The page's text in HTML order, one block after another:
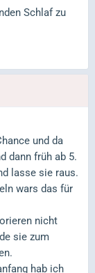
Schlaf zu
und da
dann früh ab 5.
lasse sie raus.
wars das für
nicht
sie zum
hab ich